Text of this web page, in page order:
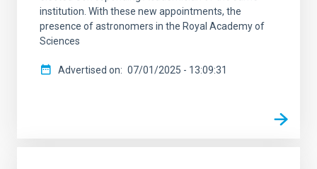
institution. With these new appointments, the
presence of astronomers in the Royal Academy of
Sciences
Advertised on 07/01/2025 - 13:09:31